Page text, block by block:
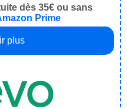
dès 35€ ou sans
Prime
plus